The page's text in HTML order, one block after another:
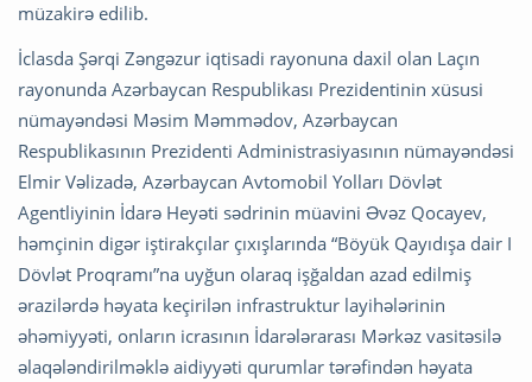
müzakirə edilib.
İclasda Şərqi Zəngəzur iqtisadi rayonuna daxil olan Laçın
rayonunda Azərbaycan Respublikası Prezidentinin xüsusi
nümayəndəsi Məsim Məmmədov, Azərbaycan
Respublikasının Prezidenti Administrasiyasının nümayəndəsi
Elmir Vəlizadə, Azərbaycan Avtomobil Yolları Dövlət
Agentliyinin İdarə Heyəti sədrinin müavini Əvəz Qocayev,
həmçinin digər iştirakçılar çıxışlarında “Böyük Qayıdışa dair I
Dövlət Proqramı”na uyğun olaraq işğaldan azad edilmiş
ərazilərdə həyata keçirilən infrastruktur layihələrinin
əhəmiyyəti, onların icrasının İdarələrarası Mərkəz vasitəsilə
əlaqələndirilməklə aidiyyəti qurumlar tərəfindən həyata